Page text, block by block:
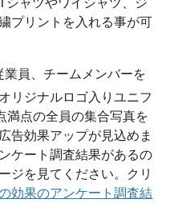
プリントを入れる事が可
員、チームメンバーを
リジナルロゴ入りユニフ
満点の全員の集合写真を
告効果アップが見込めま
ケート調査結果があるの
ジを見てください。クリ
効果のアンケート調査結